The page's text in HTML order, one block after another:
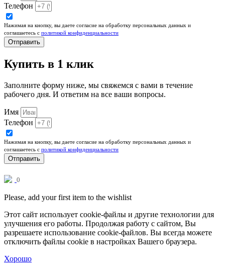
Телефон
Нажимая на кнопку, вы даете согласие на обработку персональных данных и
соглашаетесь c политикой конфиденциальности
Отправить
Купить в 1 клик
Заполните форму ниже, мы свяжемся с вами в течение
рабочего дня. И ответим на все ваши вопросы.​
Имя
Телефон
Нажимая на кнопку, вы даете согласие на обработку персональных данных и
соглашаетесь c политикой конфиденциальности
Отправить
0
Please, add your first item to the wishlist
Этот сайт использует cookie-файлы и другие технологии для
улучшения его работы. Продолжая работу с сайтом, Вы
разрешаете использование cookie-файлов. Вы всегда можете
отключить файлы cookie в настройках Вашего браузера.
Хорошо